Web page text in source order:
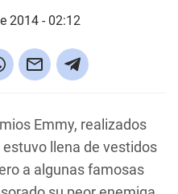
2014 - 02:12
Emmy, realizados
llena de vestidos
a algunas famosas